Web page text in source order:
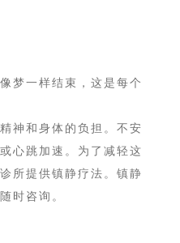
梦⼀样结束，这是每个
神和⾝体的负担。不安
⼼跳加速。为了减轻这
所提供镇静疗法。镇静
时咨询。